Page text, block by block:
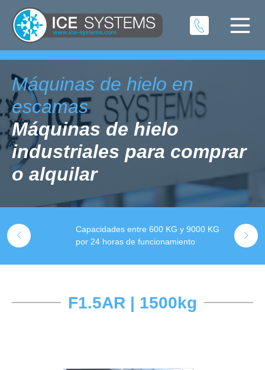
Máquinas de hielo en
escamas
Máquinas de hielo
industriales para comprar
o alquilar
Capacidades entre 600 KG y 9000 KG
por 24 horas de funcionamiento
F1.5AR | 1500kg